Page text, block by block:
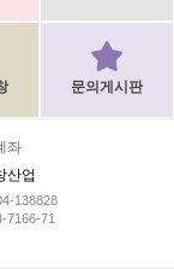
문의게시판
좌
산업
138828
7166-71